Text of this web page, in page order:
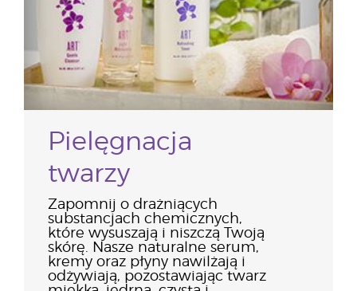
Pielęgnacja
twarzy
Zapomnij o drażniących
substancjach chemicznych,
które wysuszają i niszczą Twoją
skórę. Nasze naturalne serum,
kremy oraz płyny nawilżają i
odżywiają, pozostawiając twarz